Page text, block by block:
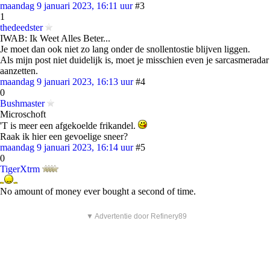
maandag 9 januari 2023, 16:11 uur #3
1
thedeedster
IWAB: Ik Weet Alles Beter...
Je moet dan ook niet zo lang onder de snollentostie blijven liggen.
Als mijn post niet duidelijk is, moet je misschien even je sarcasmeradar
aanzetten.
maandag 9 januari 2023, 16:13 uur #4
0
Bushmaster
Microschoft
'T is meer een afgekoelde frikandel.
Raak ik hier een gevoelige sneer?
maandag 9 januari 2023, 16:14 uur #5
0
TigerXtrm
No amount of money ever bought a second of time.
▼ Advertentie door Refinery89